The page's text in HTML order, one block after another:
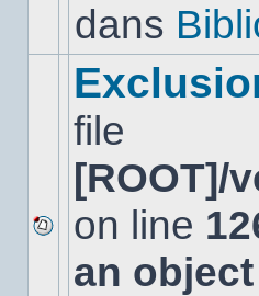
dansdans
Aucun
nouveau
message
file
[ROOT]/
on line
an